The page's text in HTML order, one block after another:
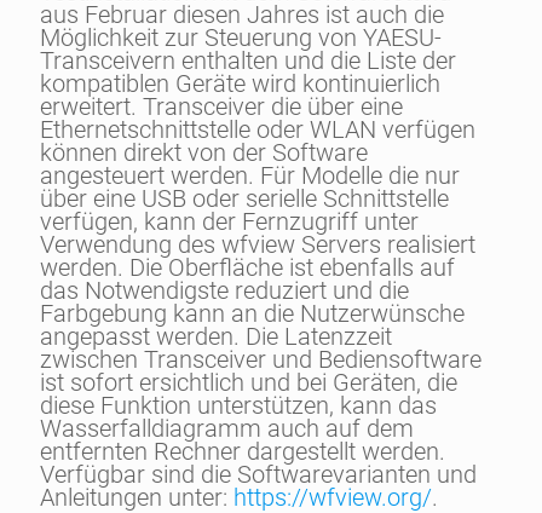
aus Februar diesen Jahres ist auch die
Möglichkeit zur Steuerung von YAESU-
Transceivern enthalten und die Liste der
kompatiblen Geräte wird kontinuierlich
erweitert. Transceiver die über eine
Ethernetschnittstelle oder WLAN verfügen
können direkt von der Software
angesteuert werden. Für Modelle die nur
über eine USB oder serielle Schnittstelle
verfügen, kann der Fernzugriff unter
Verwendung des wfview Servers realisiert
werden. Die Oberfläche ist ebenfalls auf
das Notwendigste reduziert und die
Farbgebung kann an die Nutzerwünsche
angepasst werden. Die Latenzzeit
zwischen Transceiver und Bediensoftware
ist sofort ersichtlich und bei Geräten, die
diese Funktion unterstützen, kann das
Wasserfalldiagramm auch auf dem
entfernten Rechner dargestellt werden.
Verfügbar sind die Softwarevarianten und
Anleitungen unter: https://wfview.org/.